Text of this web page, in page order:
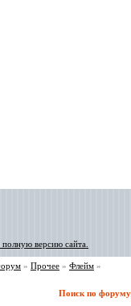
версию сайта.
» Прочее » Флейм »
Поиск по форуму